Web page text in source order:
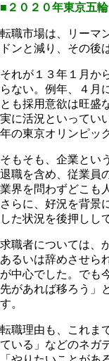
■２０２０年東京五
転職市場は、リーマ
ドンと減り、その後
それが１３年１月か
らない。例年、４月
とも採用意欲は旺盛
実に活況といってい
年の東京オリンピッ
そもそも、企業とい
退職を含め、従業員
業界を問わずどこも
さらに、好況を背景
した状況を後押しし
求職者については、
あるいは辞めさせら
が中心でした。でも
先があれば移ろう」
す。
転職理由も、これま
ている」などのネガ